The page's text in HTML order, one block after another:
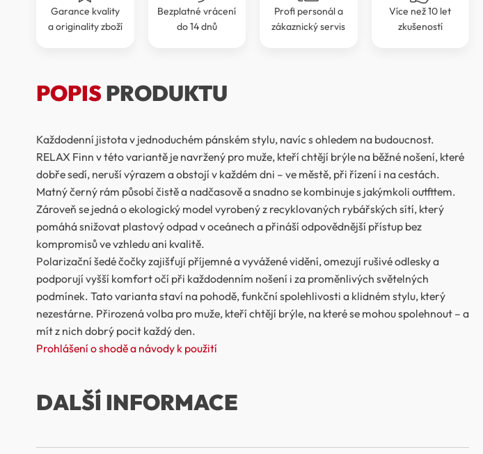
Garance kvality
a originality zboží
Bezplatné vrácení
do 14 dnů
Profi personál a
zákaznický servis
Více než 10 let
zkušeností
POPISPRODUKTU
Každodenní jistota v jednoduchém pánském stylu, navíc s ohledem na budoucnost.
RELAX Finn v této variantě je navržený pro muže, kteří chtějí brýle na běžné nošení, které
dobře sedí, neruší výrazem a obstojí v každém dni – ve městě, při řízení i na cestách.
Matný černý rám působí čistě a nadčasově a snadno se kombinuje s jakýmkoli outfitem.
Zároveň se jedná o ekologický model vyrobený z recyklovaných rybářských sítí, který
pomáhá snižovat plastový odpad v oceánech a přináší odpovědnější přístup bez
kompromisů ve vzhledu ani kvalitě.
Polarizační šedé čočky zajišťují příjemné a vyvážené vidění, omezují rušivé odlesky a
podporují vyšší komfort očí při každodenním nošení i za proměnlivých světelných
podmínek. Tato varianta staví na pohodě, funkční spolehlivosti a klidném stylu, který
nezestárne. Přirozená volba pro muže, kteří chtějí brýle, na které se mohou spolehnout – a
mít z nich dobrý pocit každý den.
Prohlášení o shodě a návody k použití
DALŠÍ INFORMACE